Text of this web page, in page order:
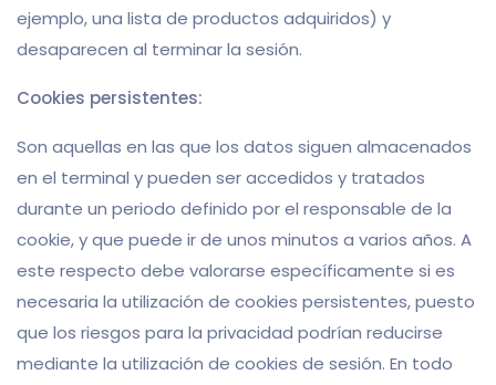
ejemplo, una lista de productos adquiridos) y
desaparecen al terminar la sesión.
Cookies persistentes:
Son aquellas en las que los datos siguen almacenados
en el terminal y pueden ser accedidos y tratados
durante un periodo definido por el responsable de la
cookie, y que puede ir de unos minutos a varios años. A
este respecto debe valorarse específicamente si es
necesaria la utilización de cookies persistentes, puesto
que los riesgos para la privacidad podrían reducirse
mediante la utilización de cookies de sesión. En todo